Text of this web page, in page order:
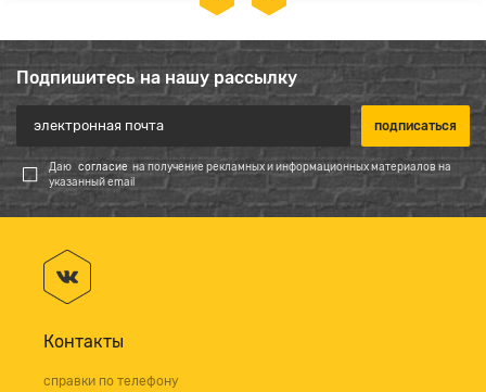
Подпишитесь на нашу рассылку
Даю согласие на получение рекламных и информационных материалов на
указанный email
Контакты
справки по телефону